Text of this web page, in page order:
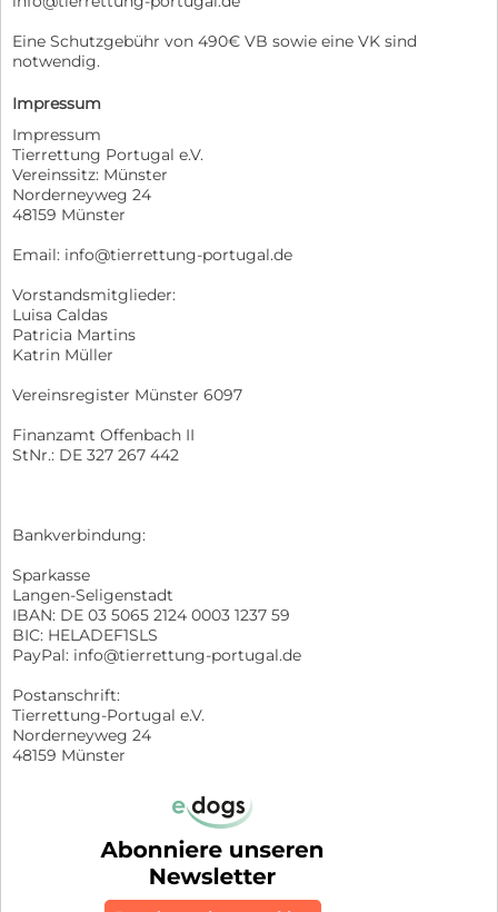
Eine Schutzgebühr von 490€ VB sowie eine VK sind
notwendig.
Impressum
Impressum
Tierrettung Portugal e.V.
Vereinssitz: Münster
Norderneyweg 24
48159 Münster
Email: info@tierrettung-portugal.de
Vorstandsmitglieder:
Luisa Caldas
Patricia Martins
Katrin Müller
Vereinsregister Münster 6097
Finanzamt Offenbach II
StNr.: DE 327 267 442
Bankverbindung:
Sparkasse
Langen-Seligenstadt
IBAN: DE 03 5065 2124 0003 1237 59
BIC: HELADEF1SLS
PayPal: info@tierrettung-portugal.de
Postanschrift:
Tierrettung-Portugal e.V.
Norderneyweg 24
48159 Münster